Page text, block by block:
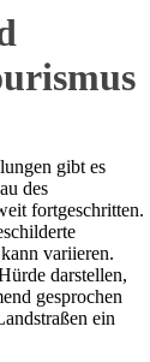
gibt es
des
fortgeschritten.
variieren.
darstellen,
gesprochen
ein